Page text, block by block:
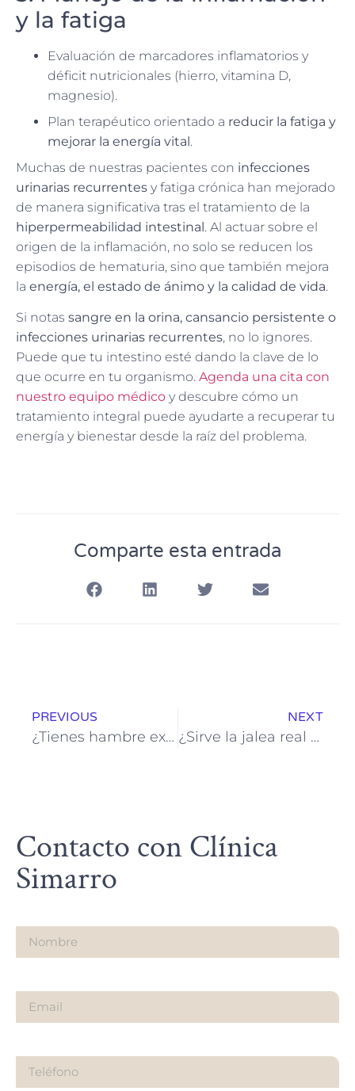
y la fatiga
Evaluación de marcadores inflamatorios y
déficit nutricionales (hierro, vitamina D,
magnesio).
Plan terapéutico orientado a reducir la fatiga y
mejorar la energía vital.
Muchas de nuestras pacientes con infecciones
urinarias recurrentes y fatiga crónica han mejorado
de manera significativa tras el tratamiento de la
hiperpermeabilidad intestinal. Al actuar sobre el
origen de la inflamación, no solo se reducen los
episodios de hematuria, sino que también mejora
la energía, el estado de ánimo y la calidad de vida.
Si notas sangre en la orina, cansancio persistente o
infecciones urinarias recurrentes, no lo ignores.
Puede que tu intestino esté dando la clave de lo
que ocurre en tu organismo. Agenda una cita con
nuestro equipo médico y descubre cómo un
tratamiento integral puede ayudarte a recuperar tu
energía y bienestar desde la raíz del problema.
Comparte esta entrada
PREVIOUS
¿Tienes hambre excesiva y te sientes cansado? Conoce las posibles causas
NEXT
¿Sirve la jalea real para el cansancio? Opinión médica y recomendaciones
Contacto con Clínica
Simarro